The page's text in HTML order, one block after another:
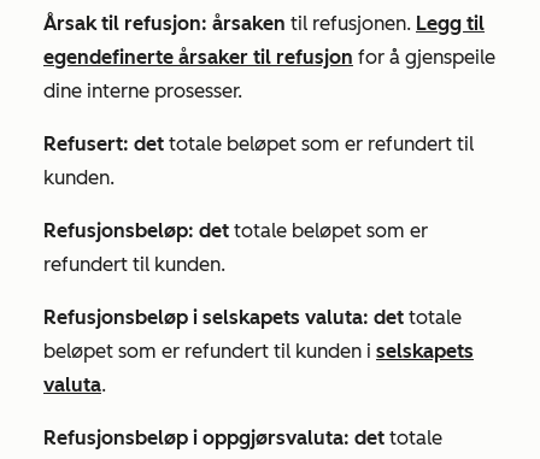
Årsak til refusjon: årsaken til refusjonen. Legg til
egendefinerte årsaker til refusjon for å gjenspeile
dine interne prosesser.
Refusert: det totale beløpet som er refundert til
kunden.
Refusjonsbeløp: det totale beløpet som er
refundert til kunden.
Refusjonsbeløp i selskapets valuta: det totale
beløpet som er refundert til kunden i selskapets
valuta.
Refusjonsbeløp i oppgjørsvaluta: det totale